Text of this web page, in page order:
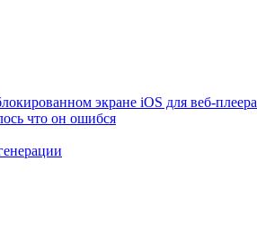
экране iOS для веб‑плеера
что он ошибся